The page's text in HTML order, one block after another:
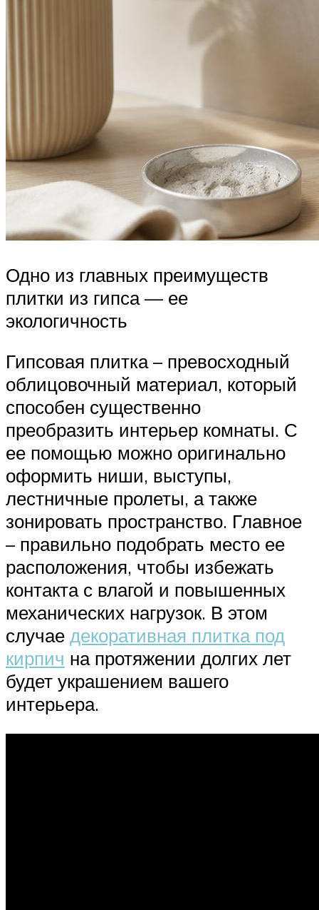
Одно из главных преимуществ
плитки из гипса — ее
экологичность
Гипсовая плитка – превосходный
облицовочный материал, который
способен существенно
преобразить интерьер комнаты. С
ее помощью можно оригинально
оформить ниши, выступы,
лестничные пролеты, а также
зонировать пространство. Главное
– правильно подобрать место ее
расположения, чтобы избежать
контакта с влагой и повышенных
механических нагрузок. В этом
случае декоративная плитка под
кирпич на протяжении долгих лет
будет украшением вашего
интерьера.